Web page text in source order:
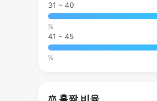
31 ~ 40
%
41 ~ 45
%
⚖️ 홀짝 비율